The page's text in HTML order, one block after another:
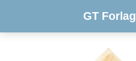
GT Forlag